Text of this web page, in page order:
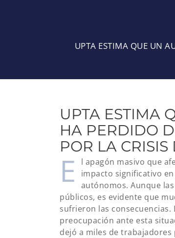
UPTA ESTIMA QUE UN
UPTA ESTIMA
HA PERDIDO
POR LA
E
l apagón masivo que
impacto significativo
autónomos. Aunque
públicos, es evidente que
sufrieron las
preocupación ante esta
dejó a miles de